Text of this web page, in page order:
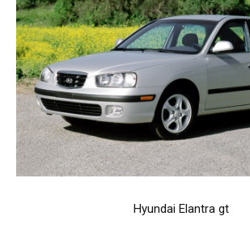
Hyundai Elantra gt